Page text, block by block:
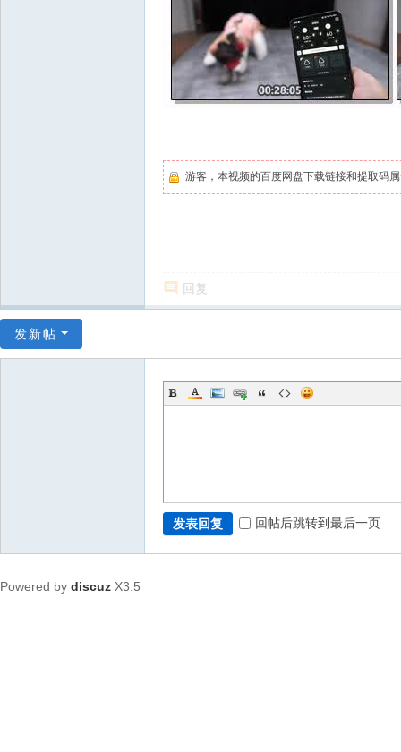
游客，本视频的百度网盘下载链接和提取码
回复
发新帖
发表回复 回帖后跳转到最后一页
Powered by discuz X3.5